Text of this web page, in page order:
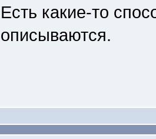
Есть какие-то
описываются.